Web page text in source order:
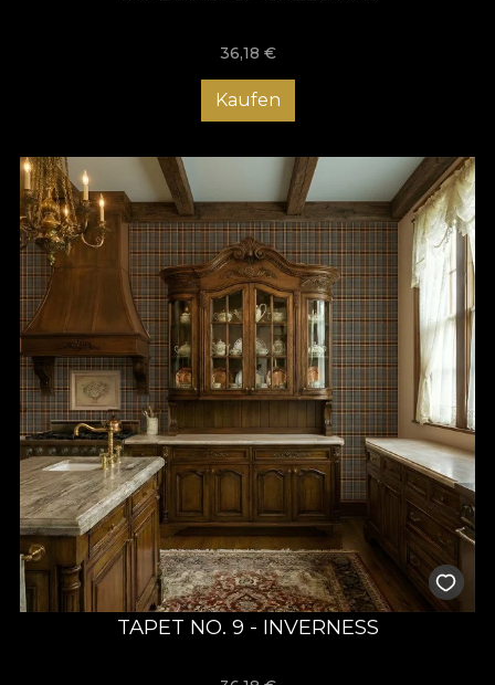
36,18 €
Kaufen
TAPET NO. 9 - INVERNESS